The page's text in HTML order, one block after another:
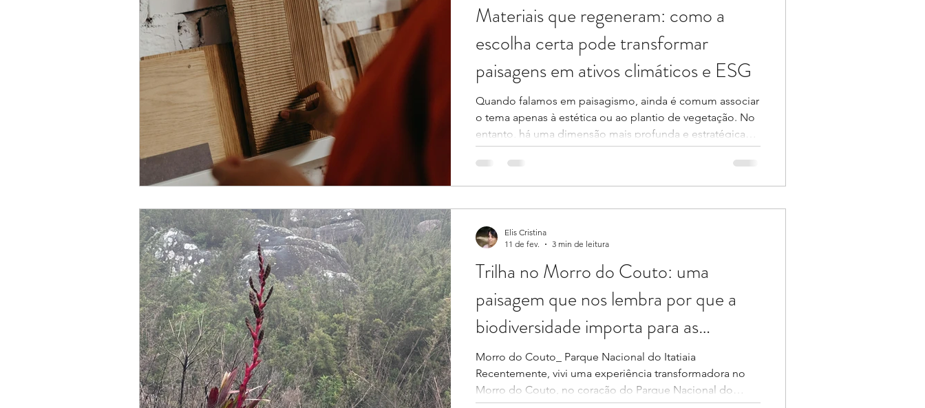
Materiais que regeneram: como a
escolha certa pode transformar
paisagens em ativos climáticos e ESG
Quando falamos em paisagismo, ainda é comum associar
o tema apenas à estética ou ao plantio de vegetação. No
entanto, há uma dimensão mais profunda e estratégica
que vem ganhando protagonismo nas agendas ESG e
Climáticas: a escolha dos materiais. Muito além de um
detalhe técnico, os materiais utilizados em áreas externas
sobre a resiliência climática dos espaços. Calçadas,
decks,
Trilha no Morro do Couto: uma
paisagem que nos lembra por que a
biodiversidade importa para as
empresas
Morro do Couto_ Parque Nacional do Itatiaia
Recentemente, vivi uma experiência transformadora no
Morro do Couto, no coração do Parque Nacional do
Elis Cristina
11 de fev.
3 min de leitura